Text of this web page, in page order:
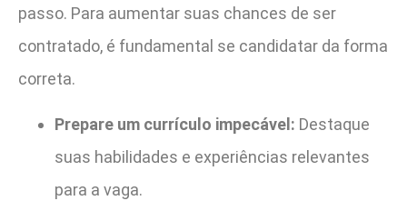
passo. Para aumentar suas chances de ser
contratado, é fundamental se candidatar da forma
correta.
Prepare um currículo impecável: Destaque
suas habilidades e experiências relevantes
para a vaga.